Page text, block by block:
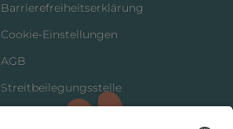
Barrierefreiheitserklärung
Cookie-Einstellungen
AGB
Streitbeilegungsstelle